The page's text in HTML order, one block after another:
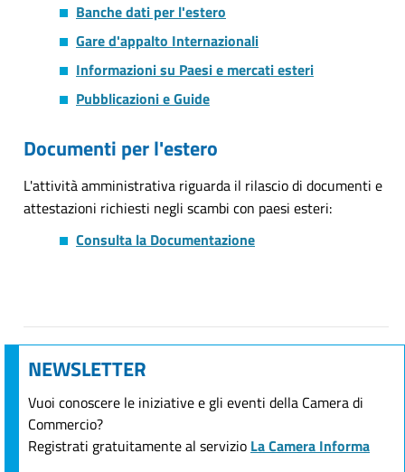
Banche dati per l'estero
Gare d'appalto Internazionali
Informazioni su Paesi e mercati esteri
Pubblicazioni e Guide
Documenti per l'estero
L'attività amministrativa riguarda il rilascio di documenti e
attestazioni richiesti negli scambi con paesi esteri:
Consulta la Documentazione
NEWSLETTER
Vuoi conoscere le iniziative e gli eventi della Camera di
Commercio?
Registrati gratuitamente al servizio La Camera Informa